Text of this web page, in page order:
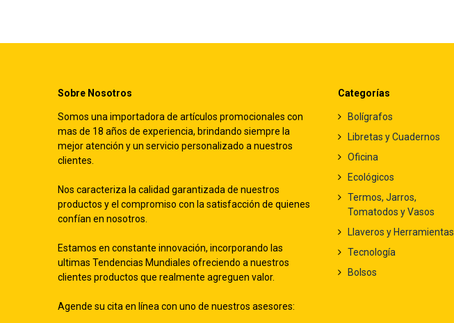
Sobre Nosotros
Somos una importadora de artículos promocionales con
mas de 18 años de experiencia, brindando siempre la
mejor atención y un servicio personalizado a nuestros
clientes.
Nos caracteriza la calidad garantizada de nuestros
productos y el compromiso con la satisfacción de quienes
confían en nosotros.
Estamos en constante innovación, incorporando las
ultimas Tendencias Mundiales ofreciendo a nuestros
clientes productos que realmente agreguen valor.
Agende su cita en línea con uno de nuestros asesores:
Categorías
Bolígrafos
Libretas y Cuadernos
Oficina
Ecológicos
Termos, Jarros,
Tomatodos y Vasos
Llaveros y Herramientas
Tecnología
Bolsos